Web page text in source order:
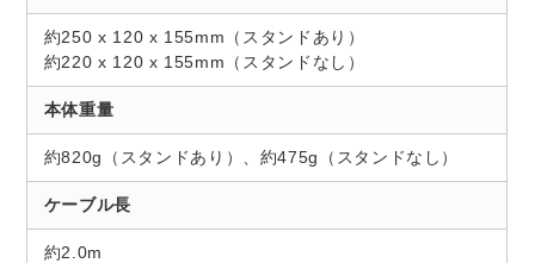
約250 x 120 x 155mm（スタンドあり）
約220 x 120 x 155mm（スタンドなし）
本体重量
約820g（スタンドあり）、約475g（スタンドなし）
ケーブル長
約2.0m